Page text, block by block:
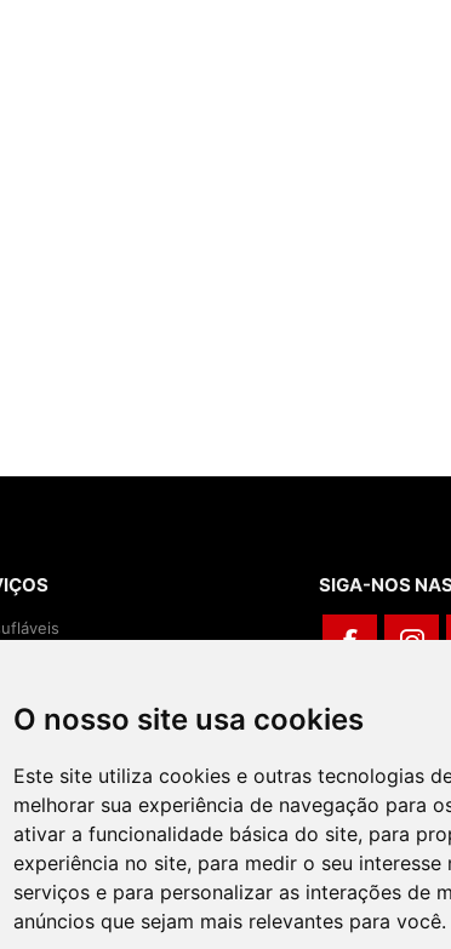
O nosso site usa cookies
Este site utiliza cookies e outras tecnologias
melhorar sua experiência de navegação para
ativar a funcionalidade básica do site, para
experiência no site, para medir o seu
serviços e para personalizar as interações de
anúncios que sejam mais relevantes para você.
Especiais
SIGA-NOS
Monsaraz
Nacional)